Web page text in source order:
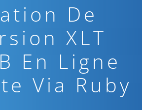
De
XLT
En Ligne
Via Ruby